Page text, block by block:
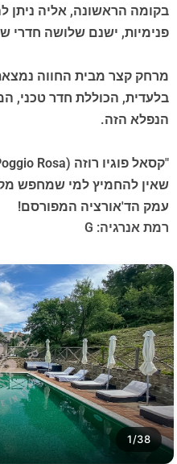
בקומה הראשונה, אליה ניתן
פנימיות, ישנם שלושה חדרי
מרחק קצר מבית החווה
בלעדית, הכוללת חדר טכני,
הנפלא הזה.
שאין להחמיץ למי שמחפש
עמק הד'אורציה המפורסם!
רמת אנרגיה: G
1/38